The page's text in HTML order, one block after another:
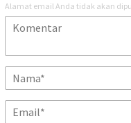
Alamat email Anda tidak akan